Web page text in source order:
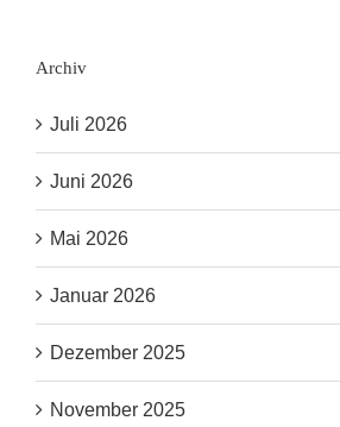
Archiv
Juli 2026
Juni 2026
Mai 2026
Januar 2026
Dezember 2025
November 2025